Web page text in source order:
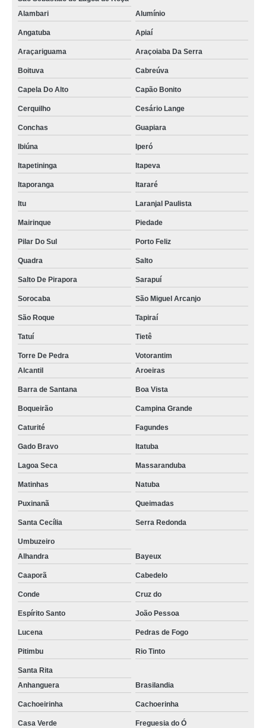
Alambari
Alumínio
Angatuba Apiaí
Araçariguama Araçoiaba Da Serra
Boituva Cabreúva
Capela Do Alto Capão Bonito
Cerquilho Cesário Lange
Conchas Guapiara
Ibiúna Iperó
Itapetininga Itapeva
Itaporanga Itararé
Itu Laranjal Paulista
Mairinque Piedade
Pilar Do Sul Porto Feliz
Quadra Salto
Salto De Pirapora Sarapuí
Sorocaba São Miguel Arcanjo
São Roque Tapiraí
Tatuí Tietê
Torre De Pedra
Votorantim
Alcantil
Aroeiras
Barra de Santana Boa Vista
Boqueirão Campina Grande
Caturité Fagundes
Gado Bravo Itatuba
Lagoa Seca Massaranduba
Matinhas Natuba
Puxinanã Queimadas
Santa Cecília Serra Redonda
Umbuzeiro
Alhandra
Bayeux
Caaporã Cabedelo
Conde Cruz do
Espírito Santo João Pessoa
Lucena Pedras de Fogo
Pitimbu Rio Tinto
Santa Rita
Anhanguera
Brasilandia
Cachoeirinha Cachoerinha
Casa Verde Freguesia do Ó